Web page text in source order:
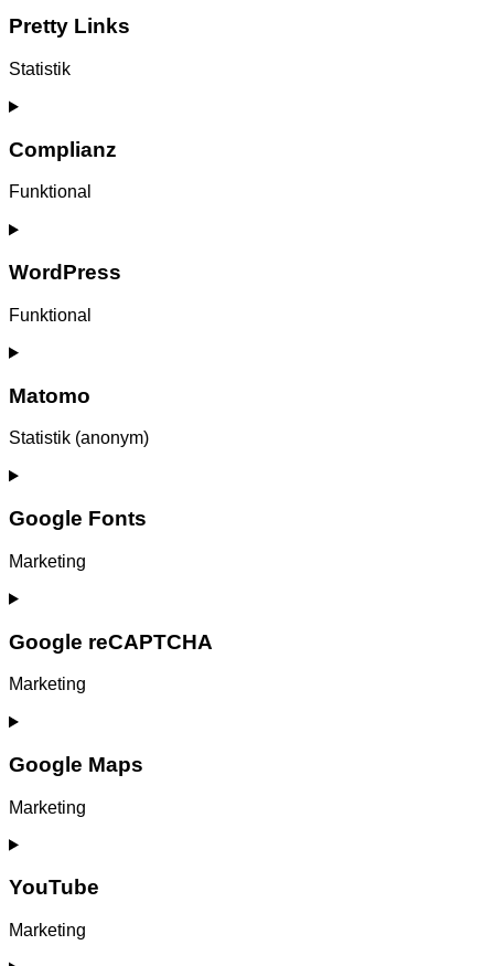
service
signal
Pretty Links
Statistik
Consent
service
links
Complianz
Funktional
Consent
service
WordPress
Funktional
Consent
service
Matomo
Statistik (anonym)
Consent
service
matomo
Google Fonts
Marketing
Consent
service
google-
fonts
Google reCAPTCHA
Marketing
Consent
service
google-
recaptcha
Google Maps
Marketing
Consent
service
maps
YouTube
Marketing